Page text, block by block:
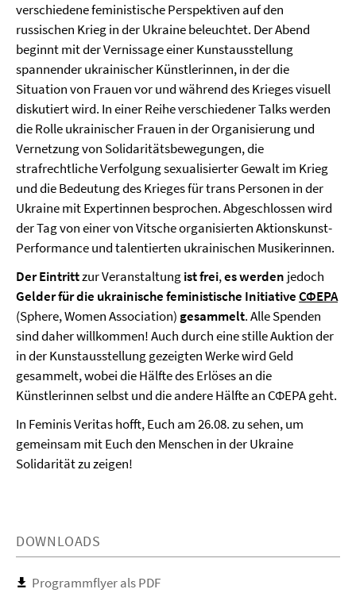
verschiedene feministische Perspektiven auf den
russischen Krieg in der Ukraine beleuchtet. Der Abend
beginnt mit der Vernissage einer Kunstausstellung
spannender ukrainischer Künstlerinnen, in der die
Situation von Frauen vor und während des Krieges visuell
diskutiert wird. In einer Reihe verschiedener Talks werden
die Rolle ukrainischer Frauen in der Organisierung und
Vernetzung von Solidaritätsbewegungen, die
strafrechtliche Verfolgung sexualisierter Gewalt im Krieg
und die Bedeutung des Krieges für trans Personen in der
Ukraine mit Expertinnen besprochen. Abgeschlossen wird
der Tag von einer von Vitsche organisierten Aktionskunst-
Performance und talentierten ukrainischen Musikerinnen.
Der Eintrittzur Veranstaltungist frei,es werden jedoch
Gelder für die ukrainische feministische InitiativeСФЕРА
(Sphere, Women Association) gesammelt. Alle Spenden
sind daher willkommen! Auch durch eine stille Auktion der
in der Kunstausstellung gezeigten Werke wird Geld
gesammelt, wobei die Hälfte des Erlöses an die
Künstlerinnen selbst und die andere Hälfte an СФЕРА geht.
In Feminis Veritas hofft, Euch am 26.08. zu sehen, um
gemeinsam mit Euch den Menschen in der Ukraine
Solidarität zu zeigen!
DOWNLOADS
Programmflyer als PDF